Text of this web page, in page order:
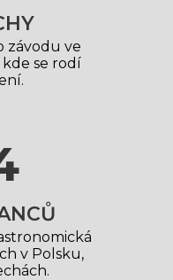
závodu ve
kde se rodí
v Polsku,